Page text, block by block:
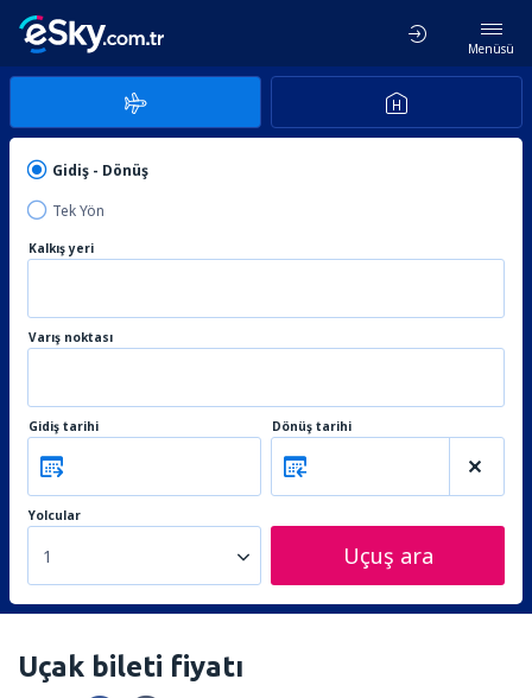
Menüsü
Gidiş - Dönüş
Tek Yön
Kalkış yeri
Varış noktası
Gidiş tarihi Dönüş tarihi
Yolcular
1 Uçuş ara
Uçak bileti fiyatı